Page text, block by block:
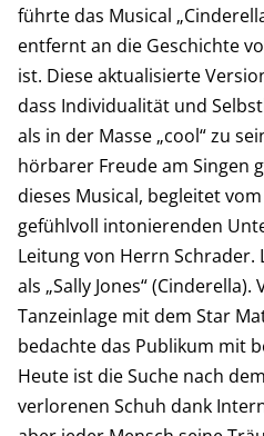
führte das Musical
entfernt an die Geschichte
ist. Diese aktualisierte
dass Individualität und
als in der Masse „cool“ zu
hörbarer Freude am Singen
dieses Musical, begleitet
gefühlvoll intonierenden
Leitung von Herrn Schrader.
als „Sally Jones“
Tanzeinlage mit dem Star
bedachte das Publikum mit
Heute ist die Suche nach
verlorenen Schuh dank